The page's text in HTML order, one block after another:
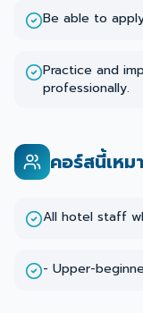
Be able to
Practice and
professionally.
คอร์สนี้เหม
All hotel staff
- Upper-